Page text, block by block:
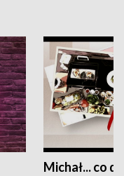
Michał... co